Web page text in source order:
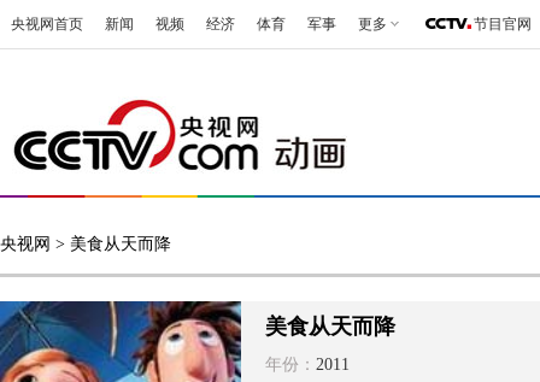
央视网首页 新闻 视频 经济 体育 军事 更多 节目官网
央视网 > 美食从天而降
美食从天而降
年份： 2011